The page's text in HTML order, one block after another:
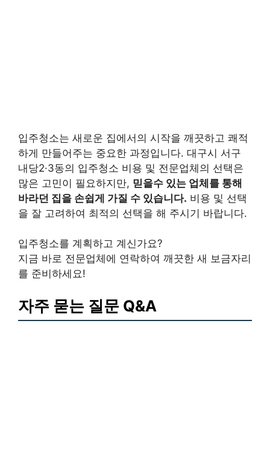
입주청소는 새로운 집에서의 시작을 깨끗하고 쾌적
하게 만들어주는 중요한 과정입니다. 대구시 서구
내당2·3동의 입주청소 비용 및 전문업체의 선택은
많은 고민이 필요하지만, 믿을수 있는 업체를 통해
바라던 집을 손쉽게 가질 수 있습니다. 비용 및 선택
을 잘 고려하여 최적의 선택을 해 주시기 바랍니다.
입주청소를 계획하고 계신가요?
지금 바로 전문업체에 연락하여 깨끗한 새 보금자리
를 준비하세요!
자주 묻는 질문 Q&A